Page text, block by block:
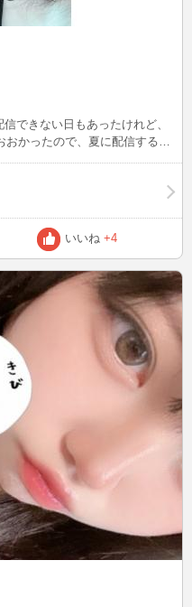
かったので、夏に配信するの
けたら気軽に話しかけていた
っ！笑 皆さんとまったりおは
なしできる時間を楽しみにしてるね✩ それではまた～
いいね +4